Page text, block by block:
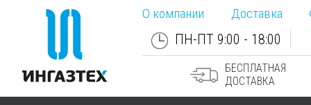
О компании Доставка
ПН-ПТ 9:00 - 18:00
БЕСПЛАТНАЯ
ДОСТАВКА